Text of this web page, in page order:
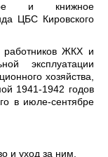
и книжное
ЦБС Кировского
работников ЖКХ и
эксплуатации
хозяйства,
1941-1942 годов
в июле-сентябре
и уход за ним.